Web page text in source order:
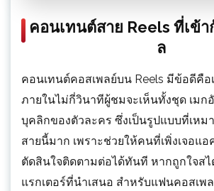
คอนเทนต์สาย Reels ที่เข้
ล
คอนเทนต์คอสเพลย์บน Reels มีข้อดีคือ
ภายในไม่กี่วินาทีผู้ชมจะเห็นทั้งชุด เมก
บุคลิกของตัวละคร ซึ่งเป็นรูปแบบที่เหม
สายนี้มาก เพราะช่วยให้คนที่เพิ่งเจอแ
ตัดสินใจติดตามต่อได้ทันที หากถูกใจส
แรกเตอร์ที่นำเสนอ สำหรับแฟนคอสเพ